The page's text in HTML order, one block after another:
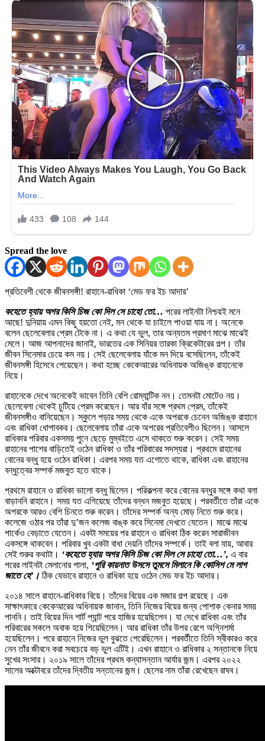
Spread the love
প্রতিবেশী থেকে জীবনসঙ্গী! রাহানে-রাধিকা ‘মেড ফর ইচ আদার’
কহেতে হ্যায় অগর কিসি চিজ কো দিল সে চাহো তো… পরের লাইনটা নিশ্চয়ই মনে
আছে! দুনিয়ায় এমন কিছু হয়তো নেই, মন থেকে যা চাইলে পাওয়া যায় না। অনেকে
বলেন ছেলেবেলার প্রেম টেকে না। এ কথা যে ভুল, তার অন্যতম প্রমাণ মাঝে মাঝেই
মেলে। আজ আপনাদের জানাই, ভারতের এক সিনিয়র তারকা ক্রিকেটারের গল্প। তাঁর
জীবন সিনেমার চেয়ে কম নয়। সেই ছেলেবেলায় যাঁকে মন দিয়ে বসেছিলেন, তাঁকেই
জীবনসঙ্গী হিসেবে পেয়েছেন। কথা হচ্ছে কেকেআরের অধিনায়ক অজিঙ্ক রাহানেকে
নিয়ে।
রাহানেকে দেখে অনেকেই ভাবেন তিনি বেশি রোম্যান্টিক নন। তেমনটা মোটেও নয়।
ছেলেবেলা থেকেই চুটিয়ে প্রেম করেছেন। আর যাঁর সঙ্গে প্রথম প্রেম, তাঁকেই
জীবনসঙ্গীও বানিয়েছেন। স্কুলে পড়ার সময় থেকে একে অপরকে চেনেন অজিঙ্ক রাহানে
এবং রাধিকা ধোপাবকর। ছেলেবেলায় তাঁরা একে অপরের প্রতিবেশীও ছিলেন। আসলে
রাধিকার পরিবার একসময় পুনে ছেড়ে মুম্বইতে এসে থাকতে শুরু করেন। সেই সময়
রাহানের পাশের বাড়িতেই ওঠেন রাধিকা ও তাঁর পরিবারের সদস্যরা। প্রথমে রাহানের
বোনের বন্ধু হয়ে ওঠেন রাধিকা। এরপর সময় যত এগোতে থাকে, রাধিকা এবং রাহানের
বন্ধুত্বের সম্পর্ক মজবুত হতে থাকে।
প্রথমে রাহানে ও রাধিকা ভালো বন্ধু ছিলেন। পরিকল্পনা করে বোনের বন্ধুর সঙ্গে কথা বলা
বাড়াননি রাহানে। সময় যত এগিয়েছে তাঁদের বন্ধন মজবুত হয়েছে। পরবর্তীতে তাঁরা একে
অপরকে আরও বেশি চিনতে শুরু করেন। তাঁদের সম্পর্ক অন্য মোড় নিতে শুরু করে।
কলেজে ওঠার পর তাঁরা দু’জন কলেজ বাঙ্ক করে সিনেমা দেখতে যেতেন। মাঝে মাঝে
পার্কেও বেড়াতে যেতেন। একটা সময়ের পর রাহানে ও রাধিকা ঠিক করেন সারাজীবন
একসঙ্গে থাকবেন। পরিবার খুব একটা বাধা দেয়নি তাঁদের সম্পর্কে। তাই বলা যায়, আবার
সেই শুরুর কথাটা। ‘কহেতে হ্যায় অগর কিসি চিজ কো দিল সে চাহো তো…’, এ বার
পরের লাইনটা মেলানোর পালা, ‘পুরি কায়নাত উসসে তুমসে মিলানে কি কোসিশ মে লাগ
জাতে হে’। ঠিক যেভাবে রাহানে ও রাধিকা হয়ে ওঠেন মেড ফর ইচ আদার।
২০১৪ সালে রাহানে-রাধিকার বিয়ে। তাঁদের বিয়ের এক মজার গল্প রয়েছে। এক
সাক্ষাৎকারে কেকেআরের অধিনায়ক জানান, তিনি নিজের বিয়ের জন্য পোশাক কেনার সময়
পাননি। তাই বিয়ের দিন শার্ট প্যান্ট পরে হাজির হয়েছিলেন। যা দেখে রাধিকা এবং তাঁর
পরিবারের সকলে অবাক হয়ে গিয়েছিলেন। আর রাধিকা তাঁর উপর রেগে অগ্নিশর্মা
হয়েছিলেন। পরে রাহানে নিজের ভুল বুঝতে পেরেছিলেন। পরবর্তীতে তিনি স্বীকারও করে
নেন তাঁর জীবনে করা সবচেয়ে বড় ভুল এটিই। এখন রাহানে ও রাধিকার ২ সন্তানকে নিয়ে
সুখের সংসার। ২০১৯ সালে তাঁদের প্রথম কন্যাসন্তান আর্যার জন্ম। এরপর ২০২২
সালের অক্টোবরে তাঁদের দ্বিতীয় সন্তানের জন্ম। ছেলের নাম তাঁরা রেখেছেন রাঘব।